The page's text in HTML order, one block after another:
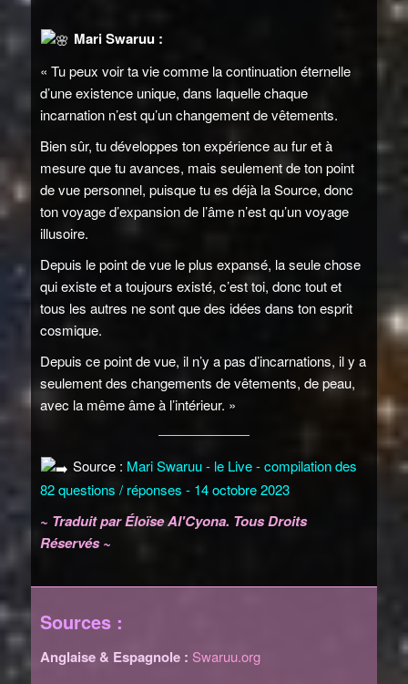
Mari Swaruu :
« Tu peux voir ta vie comme la continuation éternelle
d’une existence unique, dans laquelle chaque
incarnation n’est qu’un changement de vêtements.
Bien sûr, tu développes ton expérience au fur et à
mesure que tu avances, mais seulement de ton point
de vue personnel, puisque tu es déjà la Source, donc
ton voyage d’expansion de l’âme n’est qu’un voyage
illusoire.
Depuis le point de vue le plus expansé, la seule chose
qui existe et a toujours existé, c’est toi, donc tout et
tous les autres ne sont que des idées dans ton esprit
cosmique.
Depuis ce point de vue, il n’y a pas d’incarnations, il y a
seulement des changements de vêtements, de peau,
avec la même âme à l’intérieur. »
Source : Mari Swaruu - le Live - compilation des
82 questions / réponses - 14 octobre 2023
~ Traduit par Éloïse Al'Cyona. Tous Droits
Réservés ~
Sources :
Anglaise & Espagnole : Swaruu.org